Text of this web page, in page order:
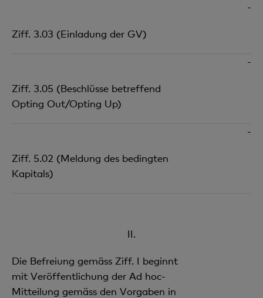
-
Ziff. 3.03 (Einladung der GV)
-
Ziff. 3.05 (Beschlüsse betreffend
Opting Out/Opting Up)
-
Ziff. 5.02 (Meldung des bedingten
Kapitals)
II.
Die Befreiung gemäss Ziff. I beginnt
mit Veröffentlichung der Ad hoc-
Mitteilung gemäss den Vorgaben in